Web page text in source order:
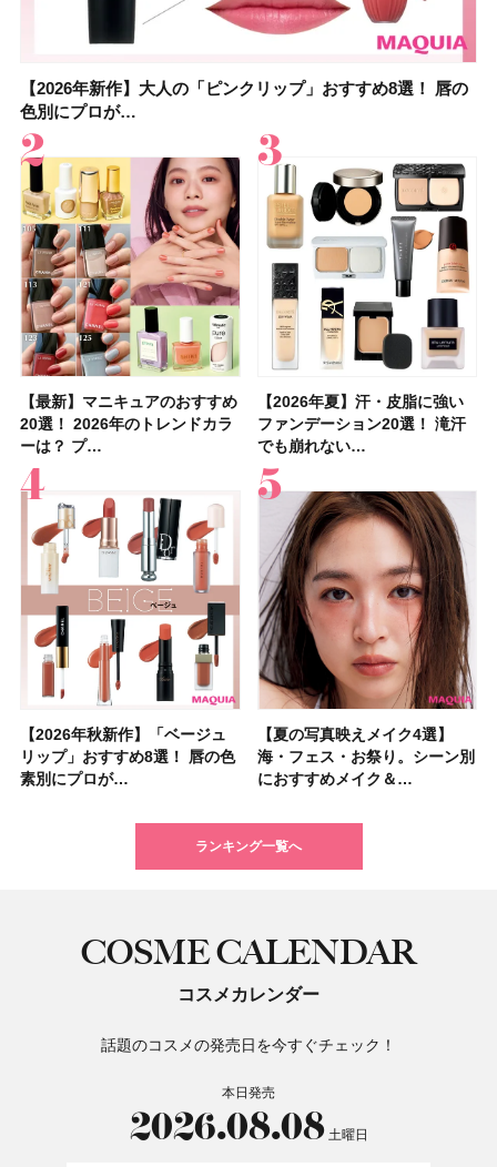
【2026年新作】大人の「ピンクリップ」おすすめ8選！ 唇の
色別にプロが…
【最新】マニキュアのおすすめ
20選！ 2026年のトレンドカラ
ーは？ プ…
【2026年夏】汗・皮脂に強い
ファンデーション20選！ 滝汗
でも崩れない…
【2026年秋新作】「ベージュ
リップ」おすすめ8選！ 唇の色
素別にプロが…
【夏の写真映えメイク4選】
海・フェス・お祭り。シーン別
におすすめメイク＆…
【上田竜也さんのマイベストコスメ５選】大人になって開眼
したからこそ愛が深…
【石井美保さん】おすすめの
「ブライトニング」11選！ ス
キンケアからサプ…
【クリスマスコフレ2026】ク
リニークのホリデーコフレを一
挙紹介！ 人気…
【2026夏】「シートマスク・
パック」ランキングTOP5！＜
マキアビュー…
【2026夏】「洗顔料」ランキ
ングTOP5！＜マキアビューテ
ィーズが投票…
【2026年新作】大人の「ピンクリップ」おすすめ8選！ 唇の
色別にプロが…
【最新】マニキュアのおすすめ
20選！ 2026年のトレンドカラ
ーは？ プ…
【2026年夏】汗・皮脂に強い
ファンデーション20選！ 滝汗
でも崩れない…
【2026年秋新作】「ベージュ
リップ」おすすめ8選！ 唇の色
素別にプロが…
【夏の写真映えメイク4選】
海・フェス・お祭り。シーン別
におすすめメイク＆…
【2026夏】「香水・フレグランス」ランキングTOP5！＜美
容マニア・マ…
【2026年】ボディ用日焼け止
めUVのおすすめ20選！ この夏
注目の人気…
【2026夏】「リップケア」ラ
ンキングTOP5！＜美容マニア
集団・マキア…
【ニベア】美容液リップクリー
ム＆ボディスクラブが新登場！
大人気の色付き…
【石井美保さん・50歳のボディ
ケア愛用品16選】首・手・バス
トのパーツケ…
【2026年最新】ダイエットや腸活におすすめの食品・ドリン
ク6選！ 美活…
【2026夏】「歯磨き粉・オー
ラルケア」ランキングTOP5！
＜美容マニア…
【板野友美さんの美活】「最
近、下の歯の矯正を再開したん
です」オーラルケア…
【2026夏】「インナーケア・
サプリ」ランキングTOP5！＜
美容マニア集…
【石井美保さんのおすすめお菓
子＆お茶10選】手土産にもぴっ
たり
【2026年夏】40代におすすめの髪型30選！ 若く見える・手
入れが楽な…
【2026年夏】おすすめの髪型
36選！ショート・ボブ・ミディ
アム・ロング…
【2026年夏】小顔に見えるボ
ブの髪型37選！ レイヤー・切
りっぱなしな…
【最新】髪のうねり・広がり・
くせ毛におすすめのシャンプー
17選
【2026年夏】透明感カラーの
髪色おすすめ20選！ ブリーチ
あり・なし別…
【フォロー＆いいねで当たる】中国割烹旅館 掬水亭の宿泊券
を1組2名様にプ…
【鈴木えみさんの愛用品30選】
コスメ・スキンケア・ヘアケア
etc.お気に…
【無印良品】スキンケア×衣料
素材の最強タッグで実現！ 着
るだけで保湿でき…
【2026年8月の一粒万倍日】お
すすめの開運コスメ＆美容アイ
テム10選！
【読者プレゼント】羽の見えな
いハンディファン
「baramood」を3名様…
【セザンヌ】8/7新色追加！「ウォータリーティントリップ
」10モモピュ…
【ルナソルアイシャドウ】アイ
カラーレーションN新色・限定
色をイエベ・ブ…
【セザンヌ】「ブライトカラー
シーラー」新色グリーンが8/7
に発売｜既存色…
【ジョー マローン ロンドン】
大人気フレグランス「ウッド
セージ ＆ シ…
先行販売でゲット🧡LUNASOL
アイカラーレーションN 23
Rosy…
ランキング一覧へ
COSME CALENDAR
コスメカレンダー
話題のコスメの発売日を今すぐチェック！
本日発売
2026.08.08土曜日